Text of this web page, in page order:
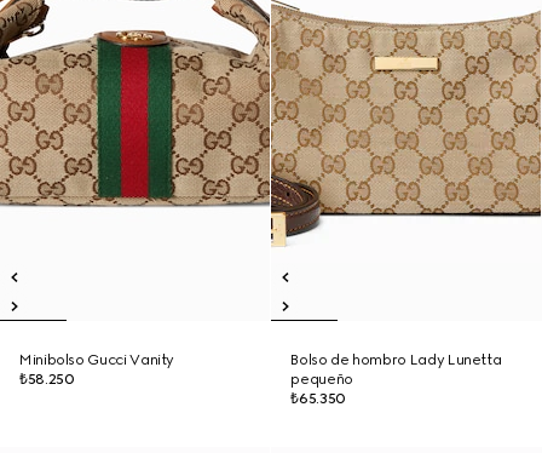
Minibolso Gucci Vanity
₺58.250
Bolso de hombro Lady Lunetta
pequeño
₺65.350